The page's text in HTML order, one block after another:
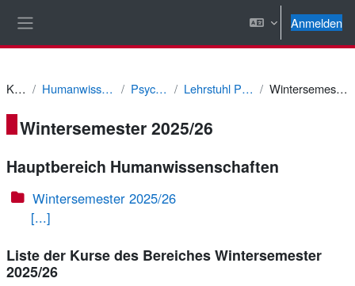
Anmelden
Kurse Humanwissenschaften Psychologie Lehrstuhl Prof. Köster Wintersemester 2025/26
Wintersemester 2025/26
Hauptbereich Humanwissenschaften
Wintersemester 2025/26
[...]
Liste der Kurse des Bereiches Wintersemester
2025/26